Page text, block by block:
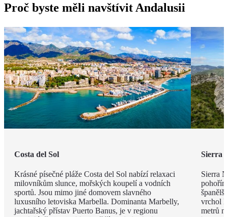
Proč byste měli navštívit Andalusii
Costa del Sol
Krásné písečné pláže Costa del Sol nabízí relaxaci
milovníkům slunce, mořských koupelí a vodních
sportů. Jsou mimo jiné domovem slavného
luxusního letoviska Marbella. Dominanta Marbelly,
jachtařský přístav Puerto Banus, je v regionu
Sierra
Sierra
vrchol
metrů